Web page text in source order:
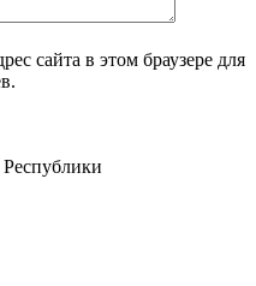
сайта в этом браузере для